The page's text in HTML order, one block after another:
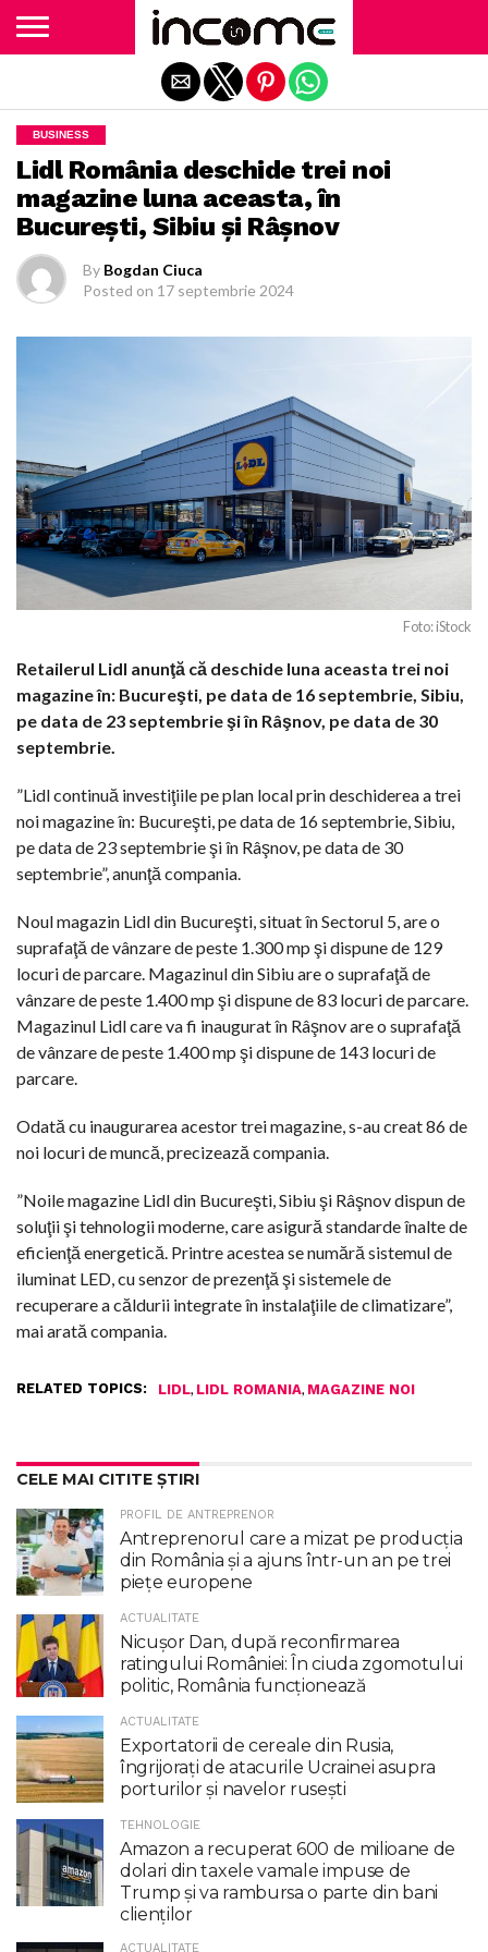
BUSINESS
Lidl România deschide trei noi
magazine luna aceasta, în
Bucureşti, Sibiu şi Râşnov
By Bogdan Ciuca
Posted on 17 septembrie 2024
Foto: iStock
Retailerul Lidl anunţă că deschide luna aceasta trei noi
magazine în: Bucureşti, pe data de 16 septembrie, Sibiu,
pe data de 23 septembrie şi în Râşnov, pe data de 30
septembrie.
”Lidl continuă investiţiile pe plan local prin deschiderea a trei
noi magazine în: Bucureşti, pe data de 16 septembrie, Sibiu,
pe data de 23 septembrie şi în Râşnov, pe data de 30
septembrie”, anunţă compania.
Noul magazin Lidl din Bucureşti, situat în Sectorul 5, are o
suprafaţă de vânzare de peste 1.300 mp şi dispune de 129
locuri de parcare. Magazinul din Sibiu are o suprafaţă de
vânzare de peste 1.400 mp şi dispune de 83 locuri de parcare.
Magazinul Lidl care va fi inaugurat în Râşnov are o suprafaţă
de vânzare de peste 1.400 mp şi dispune de 143 locuri de
parcare.
Odată cu inaugurarea acestor trei magazine, s-au creat 86 de
noi locuri de muncă, precizează compania.
”Noile magazine Lidl din Bucureşti, Sibiu şi Râşnov dispun de
soluţii şi tehnologii moderne, care asigură standarde înalte de
eficienţă energetică. Printre acestea se numără sistemul de
iluminat LED, cu senzor de prezenţă şi sistemele de
recuperare a căldurii integrate în instalaţiile de climatizare”,
mai arată compania.
RELATED TOPICS: LIDL, LIDL ROMANIA, MAGAZINE NOI
CELE MAI CITITE ȘTIRI
PROFIL DE ANTREPRENOR
Antreprenorul care a mizat pe producția
din România și a ajuns într-un an pe trei
piețe europene
ACTUALITATE
Nicuşor Dan, după reconfirmarea
ratingului României: În ciuda zgomotului
politic, România funcţionează
ACTUALITATE
Exportatorii de cereale din Rusia,
îngrijorați de atacurile Ucrainei asupra
porturilor și navelor rusești
TEHNOLOGIE
Amazon a recuperat 600 de milioane de
dolari din taxele vamale impuse de
Trump şi va rambursa o parte din bani
clienţilor
ACTUALITATE
Exit mobile version